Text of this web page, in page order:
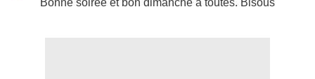
Bonne soirée et bon dimanche à toutes. Bisous